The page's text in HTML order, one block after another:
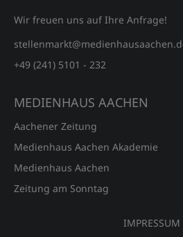
Wir freuen uns auf Ihre Anfrage!
+49 (241) 5101 - 232
MEDIENHAUS AACHEN
Aachener Zeitung
Medienhaus Aachen Akademie
Medienhaus Aachen
Zeitung am Sonntag
IMPRESSUM